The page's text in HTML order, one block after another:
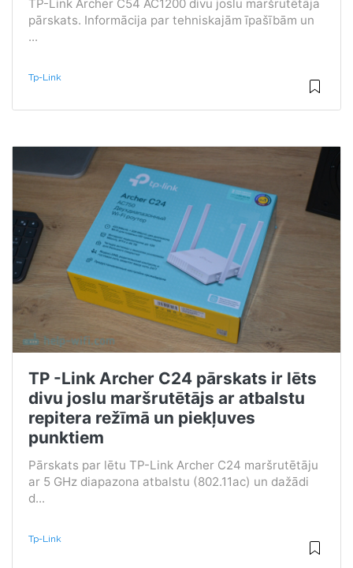
TP-Link Archer C54 AC1200 divu joslu maršrutētāja
pārskats. Informācija par tehniskajām īpašībām un
...
Tp-Link
TP -Link Archer C24 pārskats ir lēts
divu joslu maršrutētājs ar atbalstu
repitera režīmā un piekļuves
punktiem
Pārskats par lētu TP-Link Archer C24 maršrutētāju
ar 5 GHz diapazona atbalstu (802.11ac) un dažādi
d...
Tp-Link